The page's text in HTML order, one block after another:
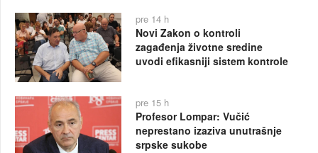
pre 14 h
Novi Zakon o kontroli
zagađenja životne sredine
uvodi efikasniji sistem kontrole
pre 15 h
Profesor Lompar: Vučić
neprestano izaziva unutrašnje
srpske sukobe